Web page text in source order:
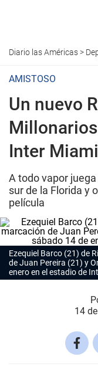
Diario las Américas>
AMISTOSO
Un nuevo
Inter Miami
A todo vapor
sur de la Florida y
película
Ezequiel Barco (21) de
de Juan Pereira (21) y
enero en el estadio de
14